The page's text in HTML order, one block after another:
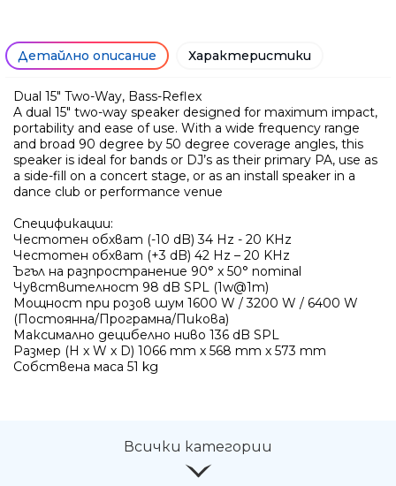
Детайлно описание Характеристики
Dual 15" Two-Way, Bass-Reflex
A dual 15" two-way speaker designed for maximum impact,
portability and ease of use. With a wide frequency range
and broad 90 degree by 50 degree coverage angles, this
speaker is ideal for bands or DJ’s as their primary PA, use as
a side-fill on a concert stage, or as an install speaker in a
dance club or performance venue
Спецификации:
Честотен обхват (-10 dB) 34 Hz - 20 KHz
Честотен обхват (+3 dB) 42 Hz – 20 KHz
Ъгъл на разпространение 90° x 50° nominal
Чувствителност 98 dB SPL (1w@1m)
Мощност при розов шум 1600 W / 3200 W / 6400 W
(Постоянна/Програмна/Пикова)
Максимално децибелно ниво 136 dB SPL
Размер (H x W x D) 1066 mm x 568 mm x 573 mm
Собствена маса 51 kg
Всички категории